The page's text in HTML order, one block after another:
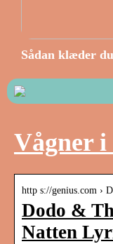
Sådan klæder
Vågner
http s://genius.com ›
Dodo &
Natten